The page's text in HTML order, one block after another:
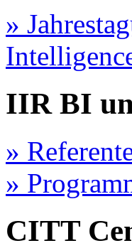
»
IIR BI
»
»
CITT